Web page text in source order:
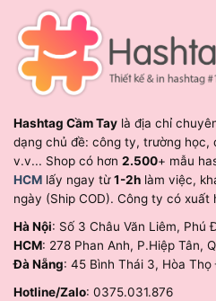
Hashtag Cầm Tay là địa chỉ
dạng chủ đề: công ty, trường học,
v.v... Shop có hơn 2.500+ mẫu
HCM lấy ngay từ1-2h làm việc,
ngày (Ship COD). Công ty có xuất
Hà Nội: Số 3 Châu Văn Liêm, Phú
HCM: 278 Phan Anh, P.Hiệp Tân,
Đà Nẵng: 45 Bình Thái 3, Hòa
Hotline/Zalo: 0375.031.876